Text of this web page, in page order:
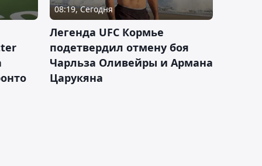
08:19, Сегодня
Легенда UFC Кормье
подетвердил отмену боя
Чарльза Оливейры и Армана
Царукяна